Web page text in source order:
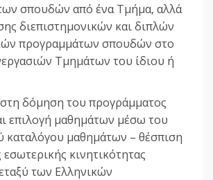
σπουδών από ένα Τμήμα, αλλά
διεπιστημονικών και διπλών
προγραμμάτων σπουδών στο
Τμημάτων του ίδιου ή
στη δόμηση του προγράμματος
επιλογή μαθημάτων μέσω του
καταλόγου μαθημάτων – θέσπιση
κινητικότητας
των Ελληνικών